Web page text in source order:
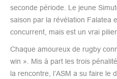
seconde période. Le jeune
saison par la révélation Falatea
concurrent, mais est un vrai
Chaque amoureux de rugby
win ». Mis à part les trois
la rencontre, l’ASM a su faire le